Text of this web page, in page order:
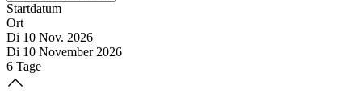
Startdatum
Ort
Di 10 Nov. 2026
Di 10 November 2026
6 Tage